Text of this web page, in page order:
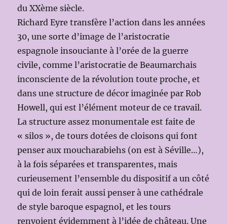
du XXème siècle.
Richard Eyre transfère l’action dans les années
30, une sorte d’image de l’aristocratie
espagnole insouciante à l’orée de la guerre
civile, comme l’aristocratie de Beaumarchais
inconsciente de la révolution toute proche, et
dans une structure de décor imaginée par Rob
Howell, qui est l’élément moteur de ce travail.
La structure assez monumentale est faite de
« silos », de tours dotées de cloisons qui font
penser aux moucharabiehs (on est à Séville…),
à la fois séparées et transparentes, mais
curieusement l’ensemble du dispositif a un côté
qui de loin ferait aussi penser à une cathédrale
de style baroque espagnol, et les tours
renvoient évidemment à l’idée de château. Une